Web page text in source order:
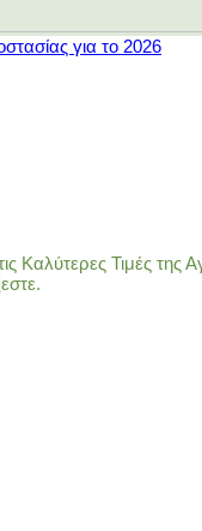
για το 2026
Καλύτερες Τιμές της